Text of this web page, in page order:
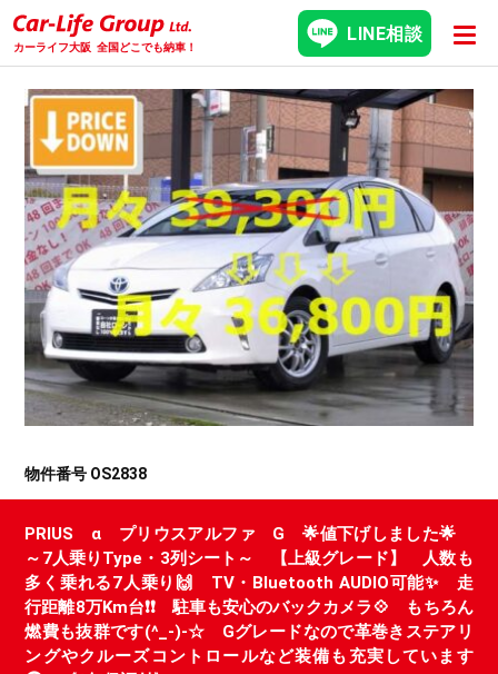
カーライフ大阪 全国どこでも納車！
LINE相談
物件番号 OS2838
PRIUS α プリウスアルファ G 🌟値下げしました🌟
～7人乗りType・3列シート～ 【上級グレード】 人数も
多く乗れる7人乗り🙌 TV・Bluetooth AUDIO可能✨ 走
行距離8万Km台❗❗ 駐車も安心のバックカメラ💠 もちろん
燃費も抜群です(^_-)-☆ Gグレードなので革巻きステアリ
ングやクルーズコントロールなど装備も充実しています